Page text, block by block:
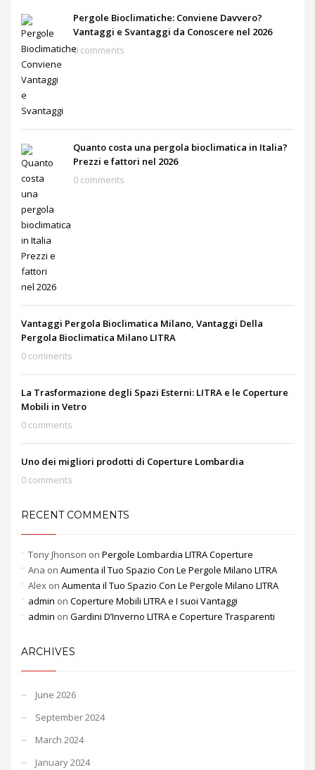
Pergole Bioclimatiche: Conviene Davvero?
Vantaggi e Svantaggi da Conoscere nel 2026
0 comments
Quanto costa una pergola bioclimatica in Italia?
Prezzi e fattori nel 2026
0 comments
Vantaggi Pergola Bioclimatica Milano, Vantaggi Della
Pergola Bioclimatica Milano LITRA
0 comments
La Trasformazione degli Spazi Esterni: LITRA e le Coperture
Mobili in Vetro
0 comments
Uno dei migliori prodotti di Coperture Lombardia
0 comments
RECENT COMMENTS
Tony Jhonson on Pergole Lombardia LITRA Coperture
Ana on Aumenta il Tuo Spazio Con Le Pergole Milano LITRA
Alex on Aumenta il Tuo Spazio Con Le Pergole Milano LITRA
admin on Coperture Mobili LITRA e I suoi Vantaggi
admin on Gardini D’Inverno LITRA e Coperture Trasparenti
ARCHIVES
June 2026
September 2024
March 2024
January 2024